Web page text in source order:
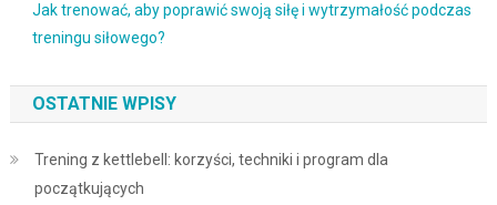
Jak trenować, aby poprawić swoją siłę i wytrzymałość podczas
treningu siłowego?
OSTATNIE WPISY
Trening z kettlebell: korzyści, techniki i program dla
początkujących